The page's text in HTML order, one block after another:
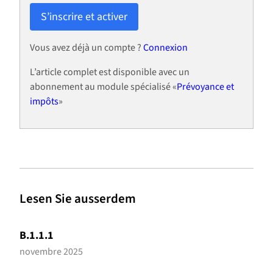
S’inscrire et activer
Vous avez déjà un compte ?Connexion
L’article complet est disponible avec un
abonnement au module spécialisé «Prévoyance et
impôts»
Lesen Sie ausserdem
B.1.1.1
novembre 2025